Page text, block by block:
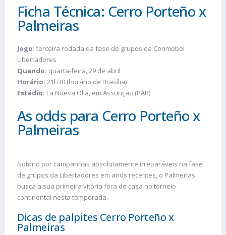
Ficha Técnica: Cerro Porteño x
Palmeiras
Jogo: terceira rodada da fase de grupos da Conmebol
Libertadores
Quando: quarta-feira, 29 de abril
Horário: 21h30 (horário de Brasília)
Estádio: La Nueva Olla, em Assunção (PAR)
As odds para Cerro Porteño x
Palmeiras
Notório por campanhas absolutamente irreparáveis na fase
de grupos da Libertadores em anos recentes, o Palmeiras
busca a sua primeira vitória fora de casa no torneio
continental nesta temporada.
Dicas de palpites Cerro Porteño x
Palmeiras